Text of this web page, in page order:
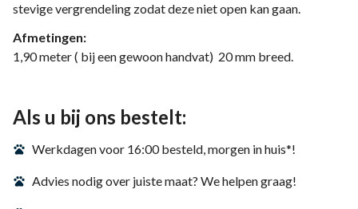
stevige vergrendeling zodat deze niet open kan gaan.
Afmetingen:
1,90 meter ( bij een gewoon handvat) 20 mm breed.
Als u bij ons bestelt:
Werkdagen voor 16:00 besteld, morgen in huis*!
Advies nodig over juiste maat? We helpen graag!